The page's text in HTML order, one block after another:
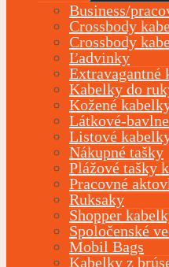
Business/
Crossbody
Crossbody
Ľadvinky
Extravagantné
Kabelky do
Kožené
Látkové-
Listové
Nákupné tašky
Plážové tašky
Pracovné
Ruksaky
Shopper
Spoločenské
Mobil Bags
Kabelky z